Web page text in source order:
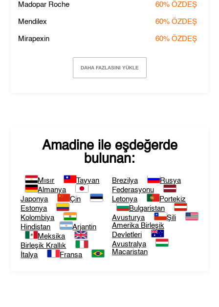
Madopar Roche 60% ÖZDEŞ
Mendilex 60% ÖZDEŞ
Mirapexin 60% ÖZDEŞ
DAHA FAZLASINI YÜKLE
Amadineile eşdeğerde
bulunan:
Mısır
Tayvan
Almanya
Japonya
Çin
Estonya
Kolombiya
Hindistan
Arjantin
Meksika
Birleşik Krallık
İtalya
Fransa
Brezilya
Rusya
Federasyonu
Letonya
Portekiz
Bulgaristan
Avusturya
Şili
Amerika Birleşik
Devletleri
Avustralya
Macaristan